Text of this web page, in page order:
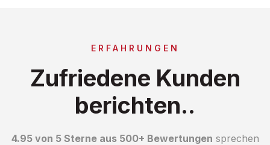
ERFAHRUNGEN
Zufriedene Kunden
berichten..
4.95 von 5 Sterne aus 500+ Bewertungen sprechen